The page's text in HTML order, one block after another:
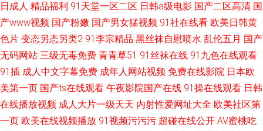
日成人 精品福利 91天堂一区二区 日韩a级电影 国产二区高清 国
产www视频 国产粉嫩 国产男女猛视频 91社在线看 欧美日韩黄
色片 变态另态另类2 91李宗精品 黑丝袜自慰喷水 乱伦五月 国产
无码网站 三级无毒免费 青青草51 91丝袜在线 91九色在线观看
91插 成人中文字幕免费 成年人网站视频 免费在线影院 日本欧
美第一页 国产ts在线观看 午夜影院国产在线 91操在线观看 日韩
在线播放视频 成人大片一级天天 内射性爱网址大全 欧美社区第
一页 欧美在线视频播放 91视频污污污 超碰在线公开 AV蜜桃吃